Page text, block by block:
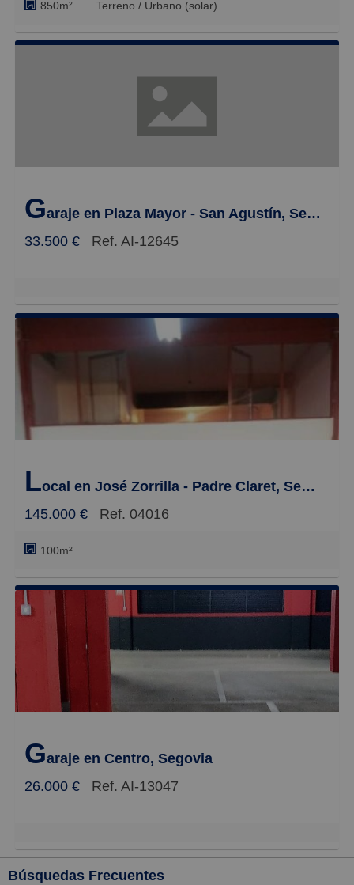
850m² Terreno / Urbano (solar)
Garaje en Plaza Mayor - San Agustín, Segovia
33.500 €
Ref. AI-12645
Local en José Zorrilla - Padre Claret, Segovia
145.000 €
Ref. 04016
100m²
Garaje en Centro, Segovia
26.000 €
Ref. AI-13047
Búsquedas Frecuentes